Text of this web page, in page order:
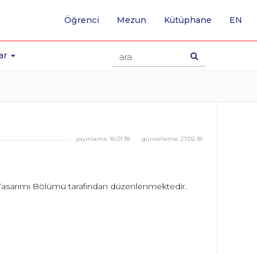
Öğrenci Mezun Kütüphane EN
güncelleme: 27.02.18
yayınlama: 16.01.18
Bölümü tarafından düzenlenmektedir.